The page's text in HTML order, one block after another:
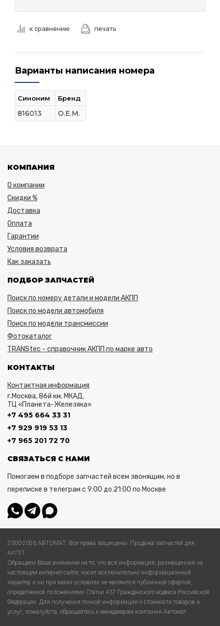
к сравнению печать
Варианты написания номера
Синоним Бренд
816013 O.E.M.
КОМПАНИЯ
О компании
Скидки %
Доставка
Оплата
Гарантии
Условия возврата
Как заказать
ПОДБОР ЗАПЧАСТЕЙ
Поиск по номеру детали и модели АКПП
Поиск по модели автомобиля
Поиск по модели трансмиссии
Фотокаталог
TRANStec - справочник АКПП по марке авто
КОНТАКТЫ
Контактная информация
г.Москва, 86й км. МКАД,
ТЦ «Планета-Железяка»
+7 495 664 33 31
+7 929 919 53 13
+7 965 201 72 70
СВЯЗАТЬСЯ С НАМИ
Помогаем в подборе запчастей всем звонящим, но в
переписке в телеграм с 9:00 до 21:00 по Москве
2000-2026 АВТОМАТ. Все права защищены. Продажа запчастей для
АКПП.
Обращаем Ваше внимание на то, что вся информация, размещенная на
настоящем интернет-сайте, носит исключительно информационный
характер и ни при каких условиях не являются публичной офертой,
определяемой положениями Статьи 437 Гражданского кодекса Российской
Федерации. Для получения точной информации о стоимости товаров и
услуг, пожалуйста, обращайтесь к менеджерам компании Автомат.